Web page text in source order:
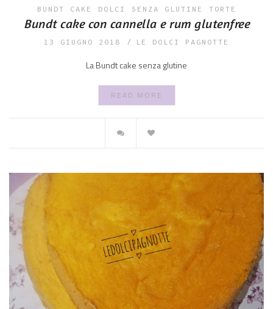
BUNDT CAKE DOLCI SENZA GLUTINE TORTE
Bundt cake con cannella e rum glutenfree
13 GIUGNO 2018 LE DOLCI PAGNOTTE
La Bundt cake senza glutine
READ MORE